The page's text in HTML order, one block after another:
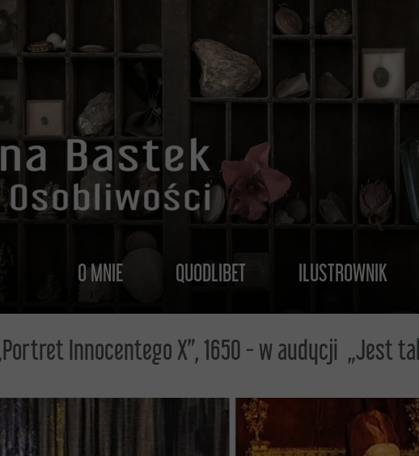
O MNIE QUODLIBET ILUSTROWNIK
Innocentego X”, 1650 - w audycji „Jest